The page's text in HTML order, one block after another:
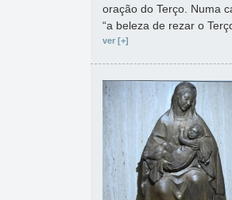
oração do Terço. Numa
“a beleza de rezar o
ver [+]